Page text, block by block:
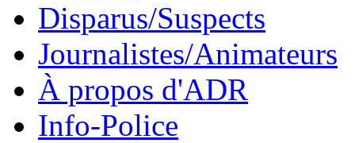
Disparus/Suspects
Journalistes/Animateurs
À propos d'ADR
Info-Police